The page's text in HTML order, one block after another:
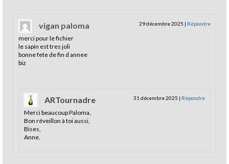
vigan paloma 29 décembre 2025 | Répondre
merci pour le fichier
le sapin est tres joli
bonne fete de fin d annee
biz
ARTournadre 31 décembre 2025 | Répondre
Merci beaucoup Paloma,
Bon réveillon à toi aussi,
Bises,
Anne.